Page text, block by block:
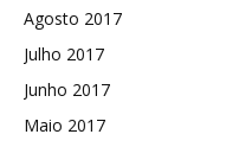
Agosto 2017
Julho 2017
Junho 2017
Maio 2017